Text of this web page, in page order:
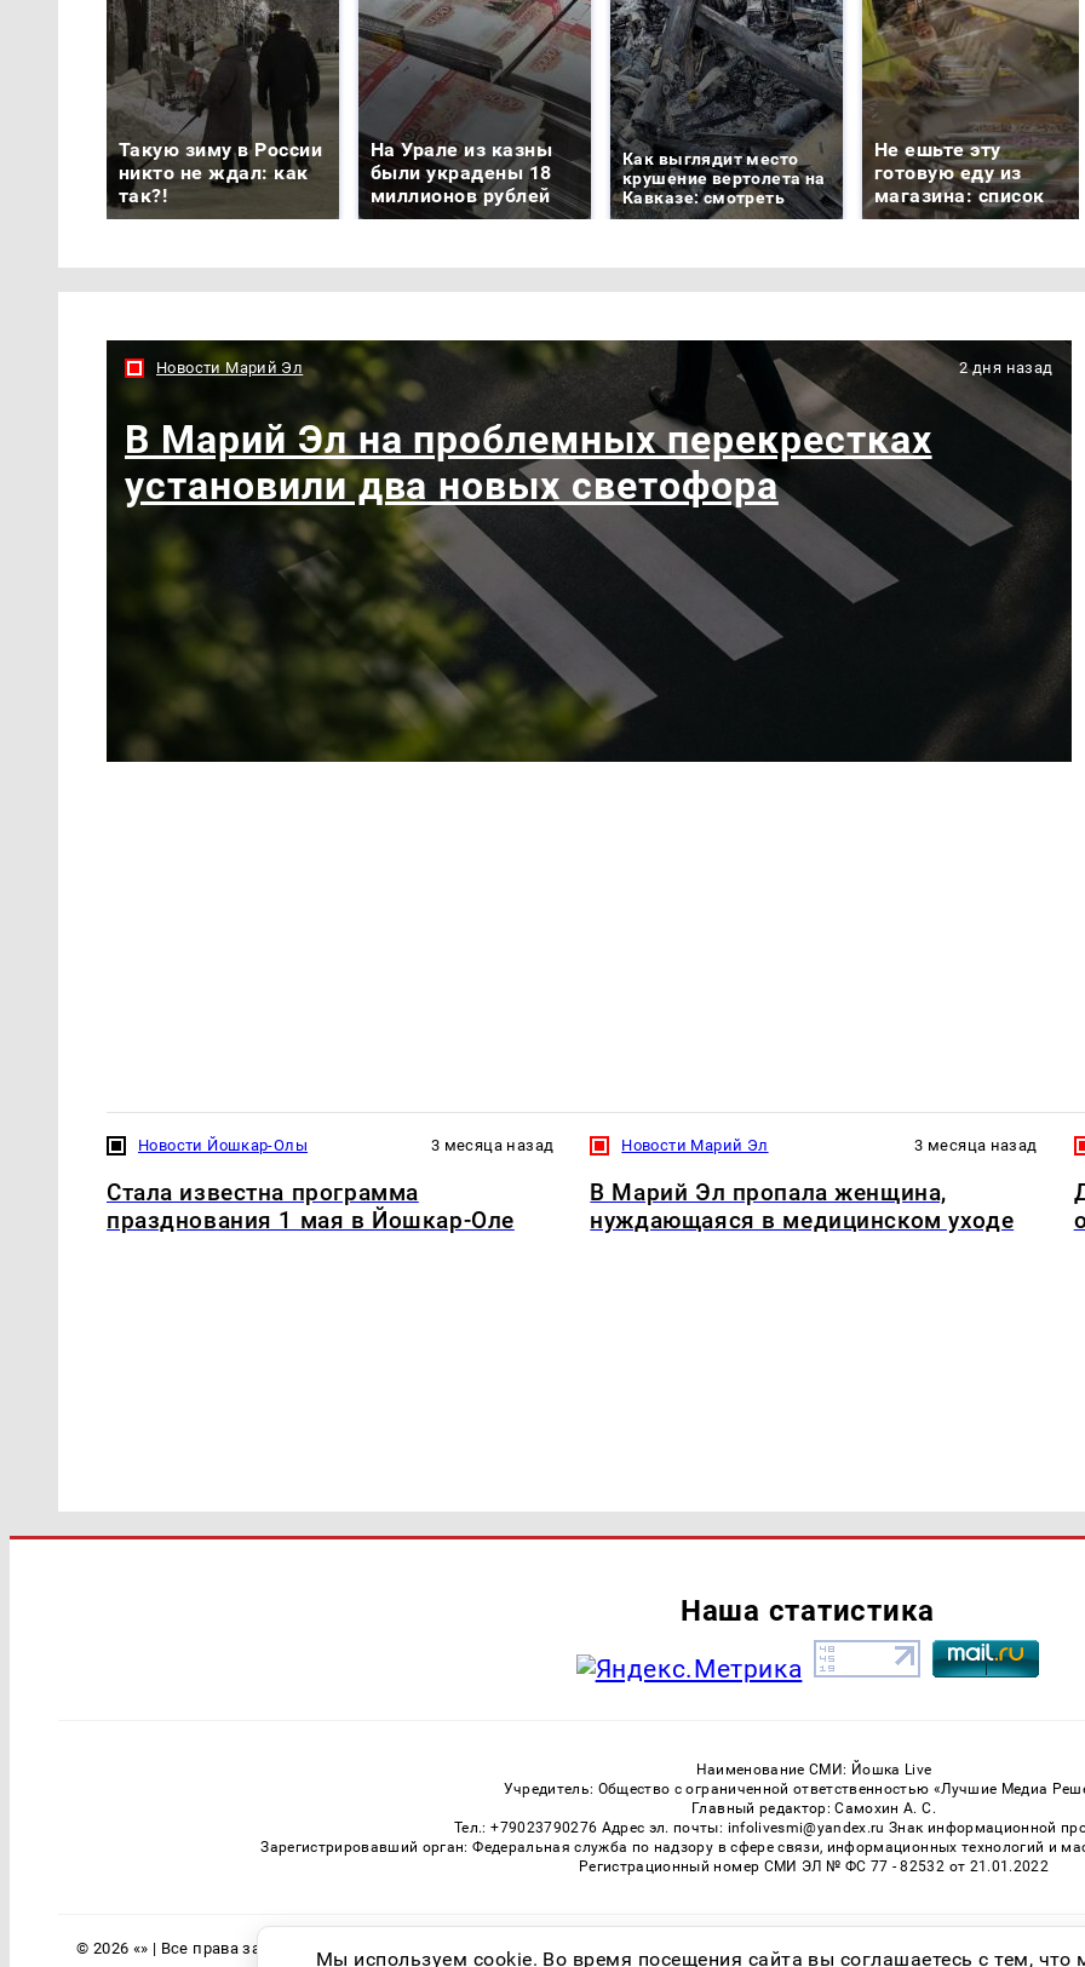
Такую зиму в России
никто не ждал: как
так?!
На Урале из казны
были украдены 18
миллионов рублей
Как выглядит место
крушение вертолета на
Кавказе: смотреть
Не ешьте эту
готовую еду из
магазина: список
Новости Марий Эл 2 дня назад
В Марий Эл на проблемных перекрестках
установили два новых светофора
Новости Йошкар-Олы 3 месяца назад
Стала известна программа
празднования 1 мая в Йошкар-Оле
Новости Марий Эл 3 месяца назад
В Марий Эл пропала женщина,
нуждающаяся в медицинском уходе
Наша статистика
Наименование СМИ: Йошка Live
Учредитель: Общество с ограниченной ответственностью «Лучшие Медиа
Главный редактор: Самохин А. С.
Тел.: +79023790276 Адрес эл. почты: infolivesmi@yandex.ru Знак информационной
Зарегистрировавший орган: Федеральная служба по надзору в сфере связи, информационных технологий и
Регистрационный номер СМИ ЭЛ № ФС 77 - 82532 от 21.01.2022
© 2026 «» | Все права защищены Возрастная категория сайта 16+
Мы используем cookie. Во время посещения сайта вы соглашаетесь с тем,